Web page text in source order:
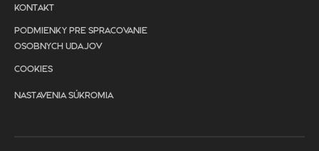
KONTAKT
PODMIENKY PRE SPRACOVANIE
OSOBNYCH UDAJOV
COOKIES
NASTAVENIA SÚKROMIA